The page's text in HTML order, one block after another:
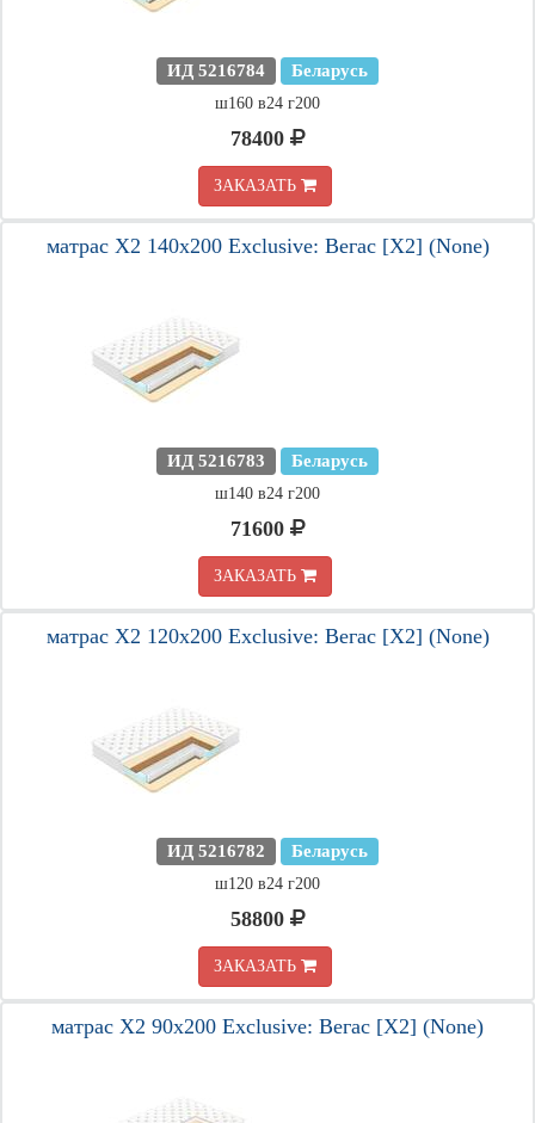
ИД 5216784 Беларусь
ш160 в24 г200
78400
ЗАКАЗАТЬ
матрас X2 140х200 Exclusive: Вегас [X2] (None)
ИД 5216783 Беларусь
ш140 в24 г200
71600
ЗАКАЗАТЬ
матрас X2 120х200 Exclusive: Вегас [X2] (None)
ИД 5216782 Беларусь
ш120 в24 г200
58800
ЗАКАЗАТЬ
матрас X2 90х200 Exclusive: Вегас [X2] (None)